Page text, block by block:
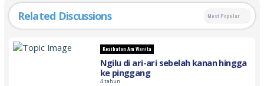
Related Discussions Most Popular
Kesihatan Am Wanita
Ngilu di ari-ari sebelah kanan hingga
ke pinggang
4 tahun